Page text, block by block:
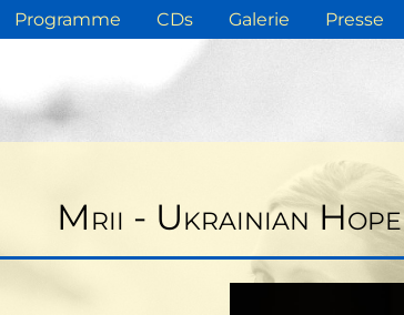
Programme CDs Galerie Presse
Mrii - Ukrainian Hope